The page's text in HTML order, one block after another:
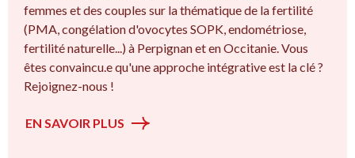
femmes et des couples sur la thématique de la fertilité
(PMA, congélation d'ovocytes SOPK, endométriose,
fertilité naturelle...) à Perpignan et en Occitanie. Vous
êtes convaincu.e qu'une approche intégrative est la clé ?
Rejoignez-nous !
EN SAVOIR PLUS